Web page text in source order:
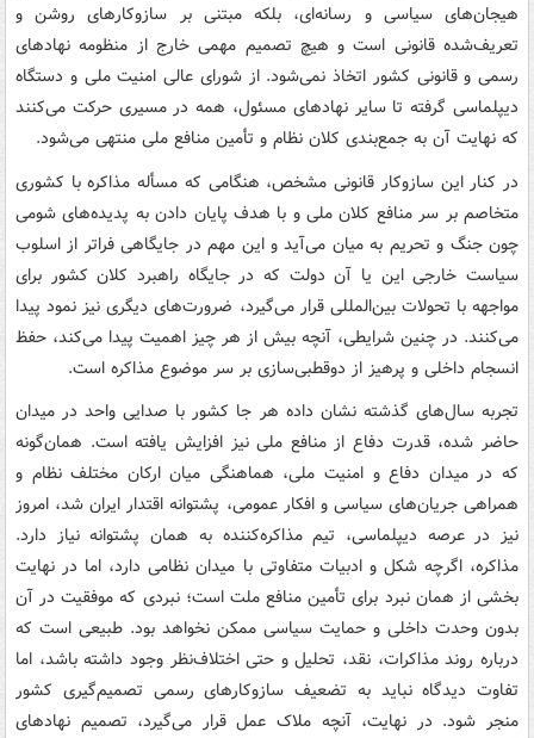
هیجان‌های سیاسی و رسانه‌ای، بلکه مبتنی بر سازوکارهای روشن و
تعریف‌شده قانونی است و هیچ تصمیم مهمی خارج از منظومه نهادهای
رسمی و قانونی کشور اتخاذ نمی‌شود. از شورای عالی امنیت ملی و دستگاه
دیپلماسی گرفته تا سایر نهادهای مسئول، همه در مسیری حرکت می‌کنند
که نهایت آن به جمع‌بندی کلان نظام و تأمین منافع ملی منتهی می‌شود.
در کنار این سازوکار قانونی مشخص، هنگامی که مسأله مذاکره با کشوری
متخاصم بر سر منافع کلان ملی و با هدف پایان دادن به پدیده‌های شومی
چون جنگ و تحریم به میان می‌آید و این مهم در جایگاهی فراتر از اسلوب
سیاست خارجی این یا آن دولت که در جایگاه راهبرد کلان کشور برای
مواجهه با تحولات بین‌المللی قرار می‌گیرد، ضرورت‌های دیگری نیز نمود پیدا
می‌کنند. در چنین شرایطی، آنچه بیش از هر چیز اهمیت پیدا می‌کند، حفظ
انسجام داخلی و پرهیز از دوقطبی‌سازی بر سر موضوع مذاکره است.
تجربه سال‌های گذشته نشان داده هر جا کشور با صدایی واحد در میدان
حاضر شده، قدرت دفاع از منافع ملی نیز افزایش یافته است. همان‌گونه
که در میدان دفاع و امنیت ملی، هماهنگی میان ارکان مختلف نظام و
همراهی جریان‌های سیاسی و افکار عمومی، پشتوانه اقتدار ایران شد، امروز
نیز در عرصه دیپلماسی، تیم مذاکره‌کننده به همان پشتوانه نیاز دارد.
مذاکره، اگرچه شکل و ادبیات متفاوتی با میدان نظامی دارد، اما در نهایت
بخشی از همان نبرد برای تأمین منافع ملت است؛ نبردی که موفقیت در آن
بدون وحدت داخلی و حمایت سیاسی ممکن نخواهد بود. طبیعی است که
درباره روند مذاکرات، نقد، تحلیل و حتی اختلاف‌نظر وجود داشته باشد، اما
تفاوت دیدگاه نباید به تضعیف سازوکارهای رسمی تصمیم‌گیری کشور
منجر شود. در نهایت، آنچه ملاک عمل قرار می‌گیرد، تصمیم نهادهای